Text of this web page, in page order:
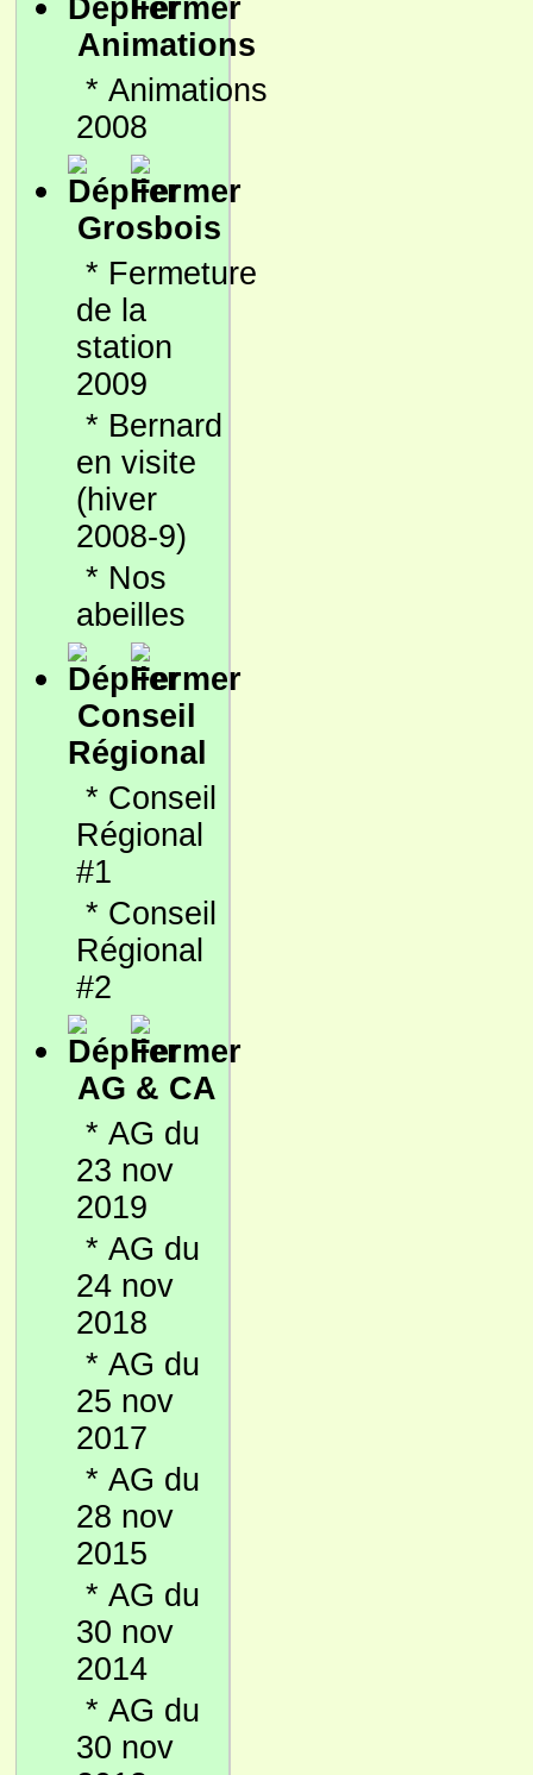
Animations
* Animations
2008
Grosbois
* Fermeture
de la
station
2009
* Bernard
en visite
(hiver
2008-9)
* Nos
abeilles
Conseil
Régional
* Conseil
Régional
#1
* Conseil
Régional
#2
AG & CA
* AG du
23 nov
2019
* AG du
24 nov
2018
* AG du
25 nov
2017
* AG du
28 nov
2015
* AG du
30 nov
2014
* AG du
30 nov